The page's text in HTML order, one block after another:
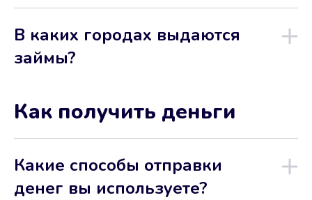
В каких городах выдаются
займы?
Как получить деньги
Какие способы отправки
денег вы используете?